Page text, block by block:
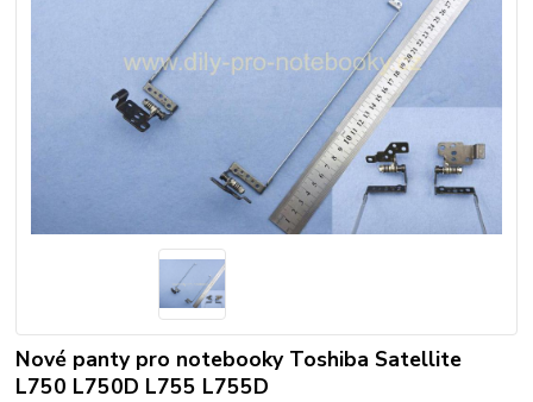
Nové panty pro notebooky Toshiba Satellite
L750 L750D L755 L755D